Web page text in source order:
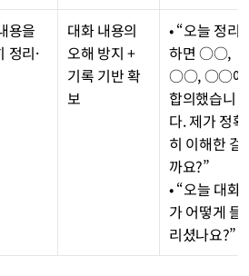
용을
정리·
대화 내용의
오해 방지 +
기록 기반 확
보
• “오늘 정리
하면 ○○,
○○, ○○에
합의했습니
다. 제가 정확
히 이해한 걸
까요?”
• “오늘 대화
가 어떻게 들
리셨나요?”